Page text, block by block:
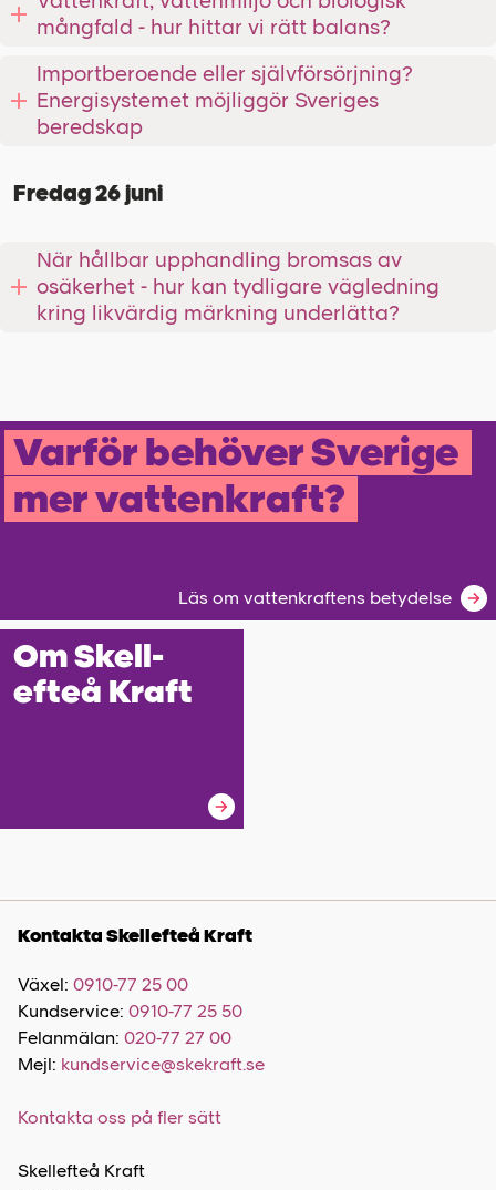
mångfald - hur hittar vi rätt balans?
Importberoende eller självförsörjning?
Energisystemet möjliggör Sveriges
beredskap
Fredag 26 juni
När hållbar upphandling bromsas av
osäkerhet - hur kan tydligare vägledning
kring likvärdig märkning underlätta?
Varför be­höver Sverige
mer vatten­kraft?
Läs om vattenkraftens betydelse
Om Skell­
efteå Kraft
Kontakta Skellefteå Kraft
Växel: 0910-77 25 00
Kundservice: 0910-77 25 50
Felanmälan: 020-77 27 00
Mejl: kundservice@skekraft.se
Kontakta oss på fler sätt
Skellefteå Kraft